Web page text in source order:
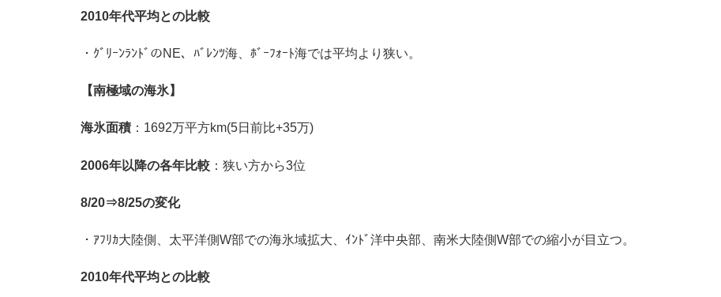
2010年代平均との比較
・ｸﾞﾘｰﾝﾗﾝﾄﾞのNE、ﾊﾞﾚﾝﾂ海、ﾎﾞｰﾌｫｰﾄ海では平均より狭い。
【南極域の海氷】
海氷面積 ：1692万平方km(5日前比+35万)
2006年以降の各年比較 ：狭い方から3位
8/20⇒8/25の変化
・ｱﾌﾘｶ大陸側、太平洋側W部での海氷域拡大、ｲﾝﾄﾞ洋中央部、南米大陸側W部での縮小が目立つ。
2010年代平均との比較